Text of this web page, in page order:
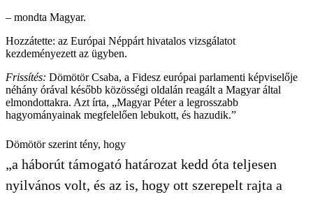
– mondta Magyar.
Hozzátette: az Európai Néppárt hivatalos vizsgálatot
kezdeményezett az ügyben.
Frissítés: Dömötör Csaba, a Fidesz európai parlamenti képviselője
néhány órával később közösségi oldalán reagált a Magyar által
elmondottakra. Azt írta, „Magyar Péter a legrosszabb
hagyományainak megfelelően lebukott, és hazudik.”
Dömötör szerint tény, hogy
„a háborút támogató határozat kedd óta teljesen
nyilvános volt, és az is, hogy ott szerepelt rajta a